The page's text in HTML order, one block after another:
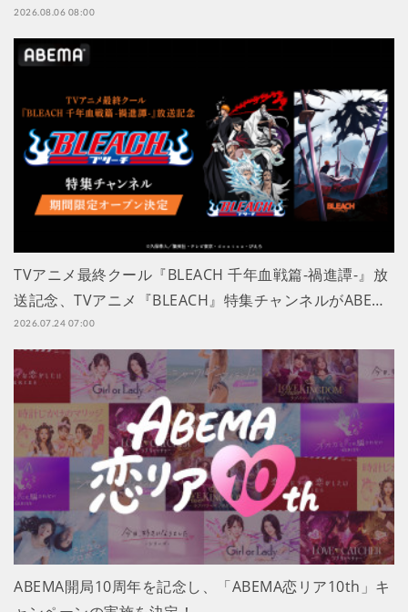
2026.08.06 08:00
TVアニメ最終クール『BLEACH 千年血戦篇-禍進譚-』放
送記念、TVアニメ『BLEACH』特集チャンネルがABE…
2026.07.24 07:00
ABEMA開局10周年を記念し、「ABEMA恋リア10th」キ